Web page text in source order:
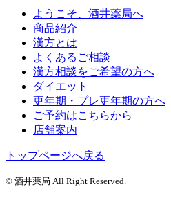
ようこそ、酒井薬局へ
商品紹介
漢方とは
よくあるご相談
漢方相談をご希望の方へ
ダイエット
更年期・プレ更年期の方へ
ご予約はこちらから
店舗案内
トップページへ戻る
© 酒井薬局 All Right Reserved.